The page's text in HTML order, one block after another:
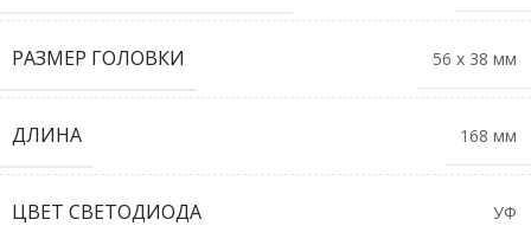
РАЗМЕР ГОЛОВКИ 56 х 38 мм
ДЛИНА 168 мм
ЦВЕТ СВЕТОДИОДА УФ